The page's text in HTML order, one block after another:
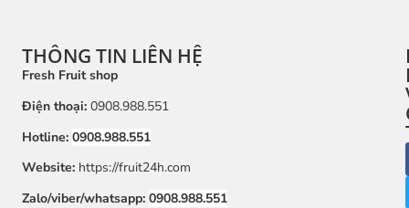
THÔNG TIN LIÊN HỆ
Fresh Fruit shop
Điện thoại: 0908.988.551
Hotline: 0908.988.551
Website: https://fruit24h.com
Zalo/viber/whatsapp: 0908.988.551